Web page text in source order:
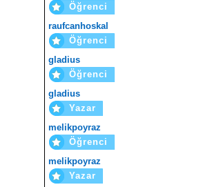
Öğrenci
raufcanhoskal
Öğrenci
gladius
Öğrenci
gladius
Yazar
melikpoyraz
Öğrenci
melikpoyraz
Yazar